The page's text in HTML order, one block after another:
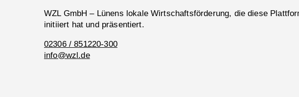
WZL GmbH – Lünens lokale Wirtschaftsförderung, die diese
initiiert hat und präsentiert.
02306 / 851220-300
info@wzl.de